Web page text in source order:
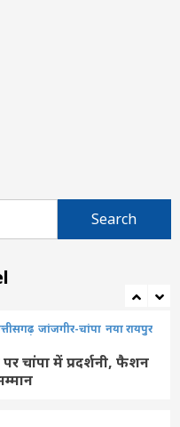
का अवैध कारोबार
नहीं थम रहे सौदागर
मजबूत हो रहा स्वास्थ्य
की घटना निंदनीय,
जांजगीर-चांपा नया रायपुर
पर चांपा में प्रदर्शनी, फैशन